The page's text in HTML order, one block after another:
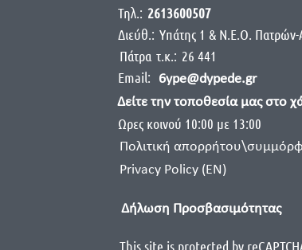
Τηλ.: 2613600507
Διεύθ.: Yπάτης 1 & Ν.Ε.Ο.
Πάτρα τ.κ.: 26 441
Email:
6ype@dypede.gr
Δείτε την τοποθεσία μας στο
Ωρες κοινού 10:00 με 13:00
Πολιτική
Privacy Policy (EN)
Δήλωση Προσβασιμότητας
This site is protected by